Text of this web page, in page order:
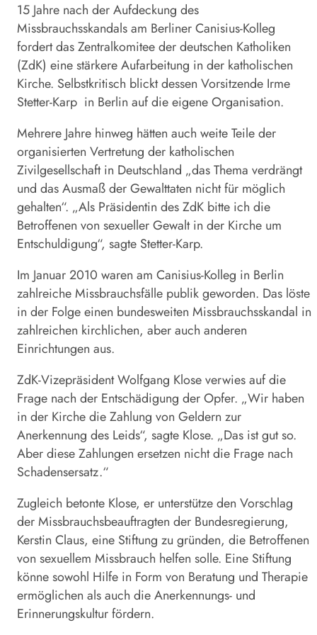
15 Jahre nach der Aufdeckung des
Missbrauchsskandals am Berliner Canisius-Kolleg
fordert das Zentralkomitee der deutschen Katholiken
(ZdK) eine stärkere Aufarbeitung in der katholischen
Kirche. Selbstkritisch blickt dessen Vorsitzende Irme
Stetter-Karp in Berlin auf die eigene Organisation.
Mehrere Jahre hinweg hätten auch weite Teile der
organisierten Vertretung der katholischen
Zivilgesellschaft in Deutschland „das Thema verdrängt
und das Ausmaß der Gewalttaten nicht für möglich
gehalten“. „Als Präsidentin desZdK bitte ich die
Betroffenen von sexueller Gewalt in der Kirche um
Entschuldigung“, sagte Stetter-Karp.
Im Januar 2010 waren am Canisius-Kolleg in Berlin
zahlreiche Missbrauchsfälle publik geworden. Das löste
in der Folge einen bundesweiten Missbrauchsskandal in
zahlreichen kirchlichen, aber auch anderen
Einrichtungen aus.
ZdK-Vizepräsident Wolfgang Klose verwies auf die
Frage nach der Entschädigung der Opfer. „Wir haben
in der Kirche die Zahlung von Geldern zur
Anerkennung des Leids“, sagte Klose. „Das ist gut so.
Aber diese Zahlungen ersetzen nicht die Frage nach
Schadensersatz.“
Zugleich betonte Klose, er unterstütze den Vorschlag
der Missbrauchsbeauftragten der Bundesregierung,
Kerstin Claus, eine Stiftung zu gründen, die Betroffenen
von sexuellem Missbrauch helfen solle. Eine Stiftung
könne sowohl Hilfe in Form von Beratung und Therapie
ermöglichen als auch die Anerkennungs- und
Erinnerungskultur fördern.